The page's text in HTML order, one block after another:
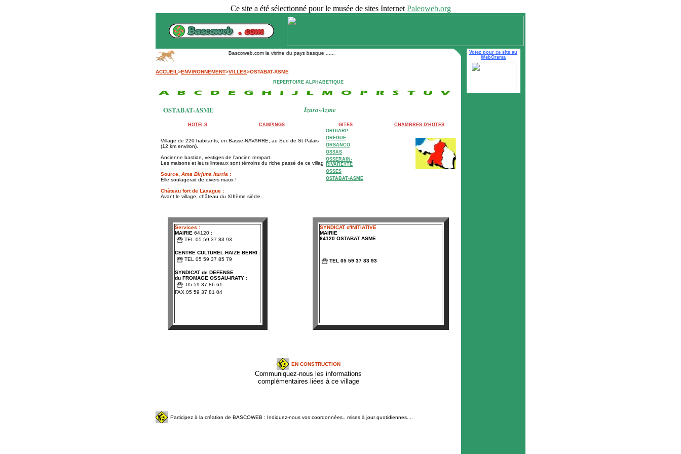
Ce site a été sélectionné pour le musée de sites Internet Paleoweb.org
ORDIARP
OREGUE
ORSANCO
OSSAS
OSSERAIN-
RIVAREYTE
OSSES
OSTABAT-ASME
Bascoweb.com la vitrine du pays basque ......
ACCUEIL>ENVIRONNEMENT>VILLES>OSTABAT-ASME
REPERTOIRE ALPHABETIQUE
OSTABAT-ASME Izura-Azme
HOTELS CAMPINGS GITES CHAMBRES D'HOTES
Village de 220 habitants, en Basse-NAVARRE, au Sud de St Palais
(12 km environ).
Ancienne bastide, vestiges de l'ancien rempart.
Les maisons et leurs linteaux sont témoins du riche passé de ce village.
Source, Ama Birjuna Iturria :
Elle soulagerait de divers maux !
Château fort de Laxague :
Avant le village, château du XIIIème siècle.
Services :
MAIRIE 64120 :
TEL 05 59 37 83 93
CENTRE CULTUREL HAIZE BERRI :
TEL 05 59 37 85 79
SYNDICAT de DEFENSE
du FROMAGE OSSAU-IRATY :
05 59 37 86 61
FAX 05 59 37 81 04
SYNDICAT d'INITIATIVE
MAIRIE
64120 OSTABAT ASME
TEL 05 59 37 83 93
EN CONSTRUCTION
Communiquez-nous les informations
complémentaires liées à ce village
Votez pour ce site au
WebOrama
Participez à la création de BASCOWEB : Indiquez-nous vos coordonnées.. mises à jour quotidiennes....